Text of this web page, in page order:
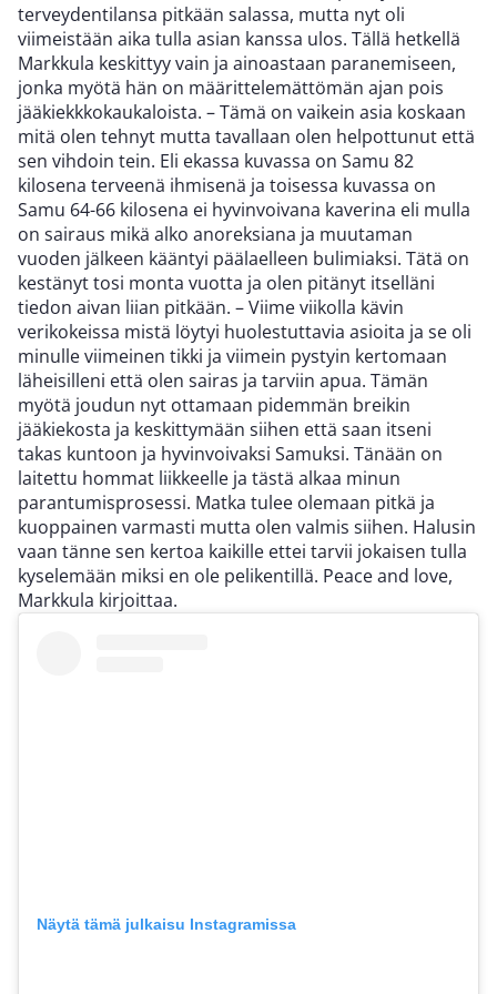
terveydentilansa pitkään salassa, mutta nyt oli
viimeistään aika tulla asian kanssa ulos. Tällä hetkellä
Markkula keskittyy vain ja ainoastaan paranemiseen,
jonka myötä hän on määrittelemättömän ajan pois
jääkiekkkokaukaloista. – Tämä on vaikein asia koskaan
mitä olen tehnyt mutta tavallaan olen helpottunut että
sen vihdoin tein. Eli ekassa kuvassa on Samu 82
kilosena terveenä ihmisenä ja toisessa kuvassa on
Samu 64-66 kilosena ei hyvinvoivana kaverina eli mulla
on sairaus mikä alko anoreksiana ja muutaman
vuoden jälkeen kääntyi päälaelleen bulimiaksi. Tätä on
kestänyt tosi monta vuotta ja olen pitänyt itselläni
tiedon aivan liian pitkään. – Viime viikolla kävin
verikokeissa mistä löytyi huolestuttavia asioita ja se oli
minulle viimeinen tikki ja viimein pystyin kertomaan
läheisilleni että olen sairas ja tarviin apua. Tämän
myötä joudun nyt ottamaan pidemmän breikin
jääkiekosta ja keskittymään siihen että saan itseni
takas kuntoon ja hyvinvoivaksi Samuksi. Tänään on
laitettu hommat liikkeelle ja tästä alkaa minun
parantumisprosessi. Matka tulee olemaan pitkä ja
kuoppainen varmasti mutta olen valmis siihen. Halusin
vaan tänne sen kertoa kaikille ettei tarvii jokaisen tulla
kyselemään miksi en ole pelikentillä. Peace and love,
Markkula kirjoittaa.
Näytä tämä julkaisu Instagramissa